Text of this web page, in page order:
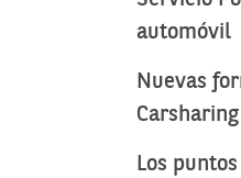
automóvil
Nuevas
Carsharing
Los